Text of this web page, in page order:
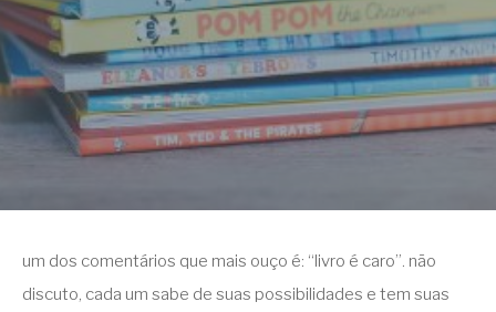
um dos comentários que mais ouço é: “livro é caro”. não
discuto, cada um sabe de suas possibilidades e tem suas